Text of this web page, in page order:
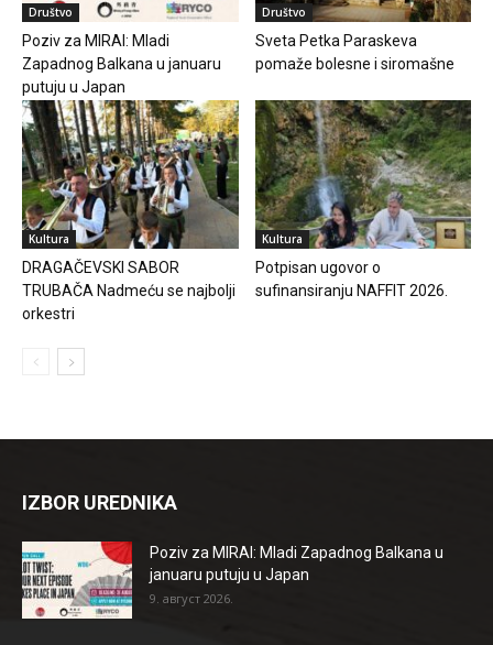
Društvo
Poziv za MIRAI: Mladi
Zapadnog Balkana u januaru
putuju u Japan
Društvo
Sveta Petka Paraskeva
pomaže bolesne i siromašne
Kultura
DRAGAČEVSKI SABOR
TRUBAČA Nadmeću se najbolji
orkestri
Kultura
Potpisan ugovor o
sufinansiranju NAFFIT 2026.
IZBOR UREDNIKA
Poziv za MIRAI: Mladi Zapadnog Balkana u
januaru putuju u Japan
9. август 2026.